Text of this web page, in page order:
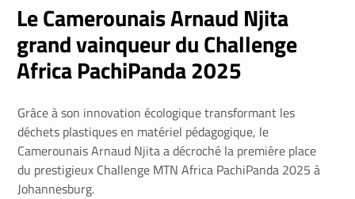
Le Camerounais Arnaud Njita
grand vainqueur du Challenge
Africa PachiPanda 2025
Grâce à son innovation écologique transformant les
déchets plastiques en matériel pédagogique, le
Camerounais Arnaud Njita a décroché la première place
du prestigieux Challenge MTN Africa PachiPanda 2025 à
Johannesburg.